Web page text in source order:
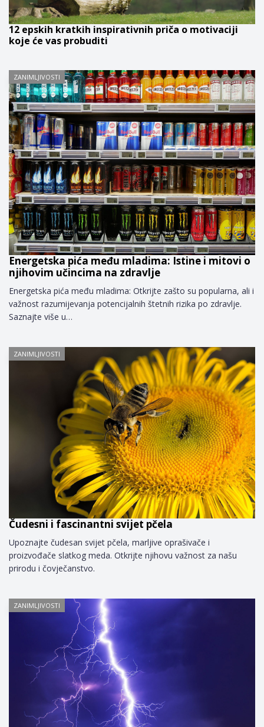
12 epskih kratkih inspirativnih priča o motivaciji
koje će vas probuditi
ZANIMLJIVOSTI
Energetska pića među mladima: Istine i mitovi o
njihovim učincima na zdravlje
Energetska pića među mladima: Otkrijte zašto su popularna, ali i
važnost razumijevanja potencijalnih štetnih rizika po zdravlje.
Saznajte više u…
ZANIMLJIVOSTI
Čudesni i fascinantni svijet pčela
Upoznajte čudesan svijet pčela, marljive oprašivače i
proizvođače slatkog meda. Otkrijte njihovu važnost za našu
prirodu i čovječanstvo.
ZANIMLJIVOSTI